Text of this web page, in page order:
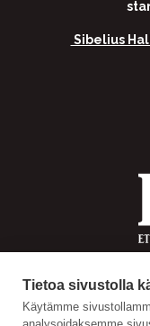
Tietoa sivustolla
Käytämme
Sibelius